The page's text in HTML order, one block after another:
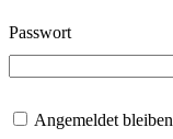
Passwort
Angemeldet bleiben